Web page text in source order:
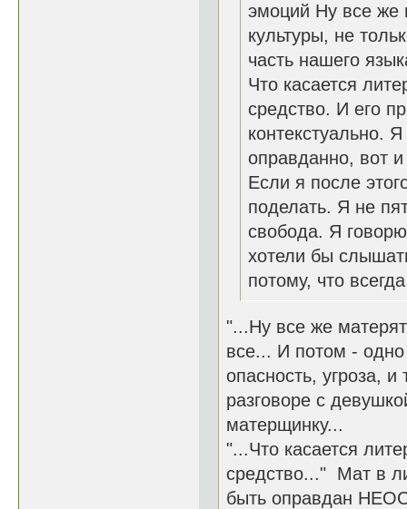
эмоций Ну все же
культуры, не
часть нашего
Что касается
средство. И его
контекстуально.
оправданно, вот
Если я после
поделать. Я не
свобода. Я говорю
хотели бы
потому, что
"...Ну все же
все... И потом - одно
опасность, угроза,
разговоре с
матерщинку...
"...Что касается
средство..." Мат в
быть оправдан